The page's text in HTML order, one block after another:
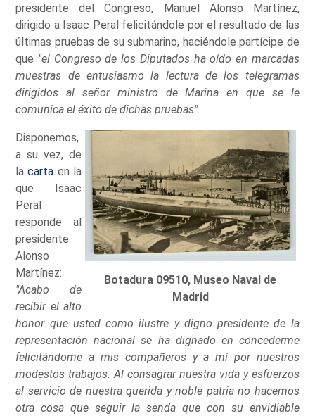
presidente del Congreso, Manuel Alonso Martínez,
dirigido a Isaac Peral felicitándole por el resultado de las
últimas pruebas de su submarino, haciéndole partícipe de
que "el Congreso de los Diputados ha oído en marcadas
muestras de entusiasmo la lectura de los telegramas
dirigidos al señor ministro de Marina en que se le
comunica el éxito de dichas pruebas".
Botadura 09510, Museo Naval de
Madrid
Disponemos,
a su vez, de
lacarta en la
que Isaac
Peral
responde al
presidente
Alonso
Martínez:
"Acabo de
recibir el alto
honor que usted como ilustre y digno presidente de la
representación nacional se ha dignado en concederme
felicitándome a mis compañeros y a mí por nuestros
modestos trabajos. Al consagrar nuestra vida y esfuerzos
al servicio de nuestra querida y noble patria no hacemos
otra cosa que seguir la senda que con su envidiable